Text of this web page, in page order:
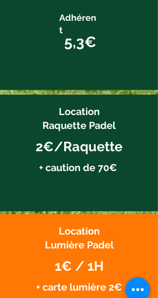
Adhéren
t
5,3€
Location
Raquette Padel
2€/Raquette
+ caution de 70€
Location
Lumière Padel
1€ / 1H
+ carte lumière 2€